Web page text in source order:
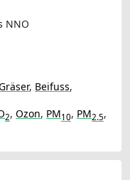
NNO
, Beifuss,
2, Ozon, PM10, PM2.5,